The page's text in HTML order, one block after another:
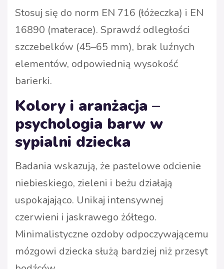
Stosuj się do norm EN 716 (łóżeczka) i EN
16890 (materace). Sprawdź odległości
szczebelków (45–65 mm), brak luźnych
elementów, odpowiednią wysokość
barierki.
Kolory i aranżacja –
psychologia barw w
sypialni dziecka
Badania wskazują, że pastelowe odcienie
niebieskiego, zieleni i beżu działają
uspokajająco. Unikaj intensywnej
czerwieni i jaskrawego żółtego.
Minimalistyczne ozdoby odpoczywającemu
mózgowi dziecka służą bardziej niż przesyt